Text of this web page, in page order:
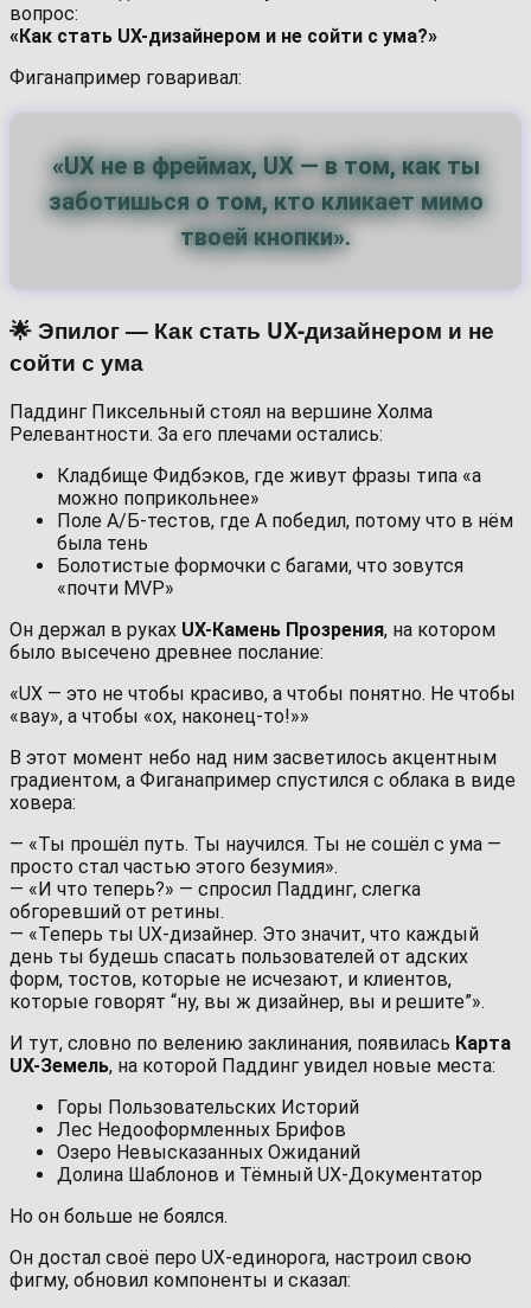
вопрос:
«Как стать UX-дизайнером и не сойти с ума?»
Фиганапример говаривал:
«UX не в фреймах, UX — в том, как ты
заботишься о том, кто кликает мимо
твоей кнопки».
🌟 Эпилог — Как стать UX-дизайнером и не
сойти с ума
Паддинг Пиксельный стоял на вершине Холма
Релевантности. За его плечами остались:
Кладбище Фидбэков, где живут фразы типа «а
можно поприкольнее»
Поле А/Б-тестов, где A победил, потому что в нём
была тень
Болотистые формочки с багами, что зовутся
«почти MVP»
Он держал в руках UX-Камень Прозрения, на котором
было высечено древнее послание:
«UX — это не чтобы красиво, а чтобы понятно. Не чтобы
«вау», а чтобы «ох, наконец-то!»»
В этот момент небо над ним засветилось акцентным
градиентом, а Фиганапример спустился с облака в виде
ховера:
— «Ты прошёл путь. Ты научился. Ты не сошёл с ума —
просто стал частью этого безумия».
— «И что теперь?» — спросил Паддинг, слегка
обгоревший от ретины.
— «Теперь ты UX-дизайнер. Это значит, что каждый
день ты будешь спасать пользователей от адских
форм, тостов, которые не исчезают, и клиентов,
которые говорят “ну, вы ж дизайнер, вы и решите”».
И тут, словно по велению заклинания, появилась Карта
UX-Земель, на которой Паддинг увидел новые места:
Горы Пользовательских Историй
Лес Недооформленных Брифов
Озеро Невысказанных Ожиданий
Долина Шаблонов и Тёмный UX-Документатор
Но он больше не боялся.
Он достал своё перо UX-единорога, настроил свою
фигму, обновил компоненты и сказал: